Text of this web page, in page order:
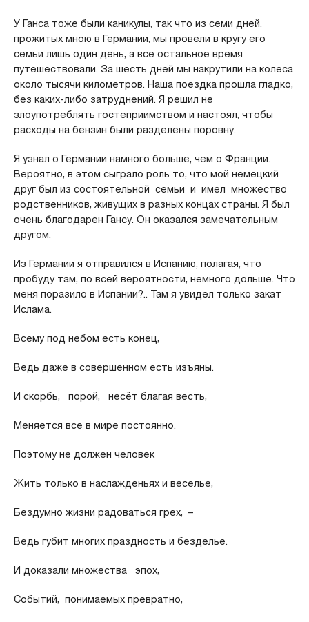
У Ганса тоже были каникулы, так что из семи дней,
прожитых мною в Германии, мы провели в кругу его
семьи лишь один день, а все остальное время
путешествовали. За шесть дней мы накрутили на колеса
около тысячи километров. Наша поездка прошла гладко,
без каких-либо затруднений. Я решил не
злоупотреблять гостеприимством и настоял, чтобы
расходы на бензин были разделены поровну.
Я узнал о Германии намного больше, чем о Франции.
Вероятно, в этом сыграло роль то, что мой немецкий
друг был из состоятельной семьи и имел множество
родственников, живущих в разных концах страны. Я был
очень благодарен Гансу. Он оказался замечательным
другом.
Из Германии я отправился в Испанию, полагая, что
пробуду там, по всей вероятности, немного дольше. Что
меня поразило в Испании?.. Там я увидел только закат
Ислама.
Всему под небом есть конец,
Ведь даже в совершенном есть изъяны.
И скорбь, порой, несёт благая весть,
Меняется все в мире постоянно.
Поэтому не должен человек
Жить только в наслажденьях и веселье,
Бездумно жизни радоваться грех, –
Ведь губит многих праздность и безделье.
И доказали множества эпох,
Событий, понимаемых превратно,